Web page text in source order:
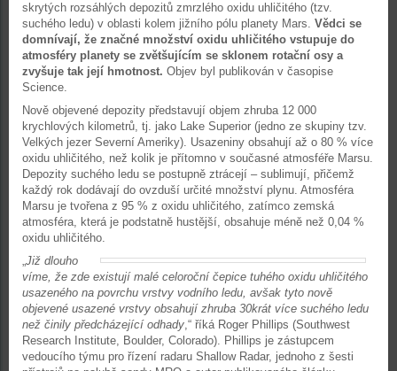
skrytých rozsáhlých depozitů zmrzlého oxidu uhličitého (tzv.
suchého ledu) v oblasti kolem jižního pólu planety Mars. Vědci se
domnívají, že značné množství oxidu uhličitého vstupuje do
atmosféry planety se zvětšujícím se sklonem rotační osy a
zvyšuje tak její hmotnost. Objev byl publikován v časopise
Science.
Nově objevené depozity představují objem zhruba 12 000
krychlových kilometrů, tj. jako Lake Superior (jedno ze skupiny tzv.
Velkých jezer Severní Ameriky). Usazeniny obsahují až o 80 % více
oxidu uhličitého, než kolik je přítomno v současné atmosféře Marsu.
Depozity suchého ledu se postupně ztrácejí – sublimují, přičemž
každý rok dodávají do ovzduší určité množství plynu. Atmosféra
Marsu je tvořena z 95 % z oxidu uhličitého, zatímco zemská
atmosféra, která je podstatně hustější, obsahuje méně než 0,04 %
oxidu uhličitého.
„Již dlouho
víme, že zde existují malé celoroční čepice tuhého oxidu uhličitého
usazeného na povrchu vrstvy vodního ledu, avšak tyto nově
objevené usazené vrstvy obsahují zhruba 30krát více suchého ledu
než činily předcházející odhady,“ říká Roger Phillips (Southwest
Research Institute, Boulder, Colorado). Phillips je zástupcem
vedoucího týmu pro řízení radaru Shallow Radar, jednoho z šesti